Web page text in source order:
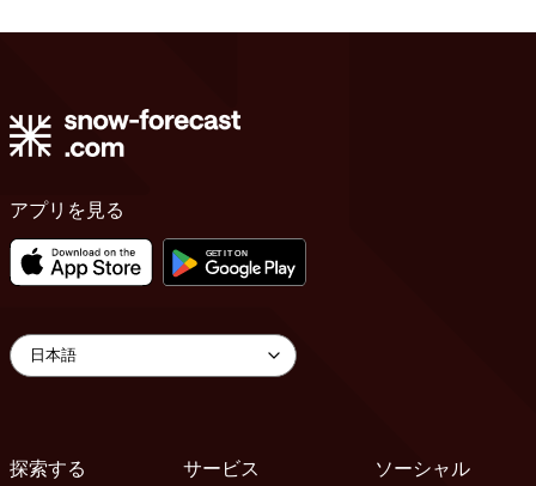
アプリを見る
探索する
サービス
ソーシャル